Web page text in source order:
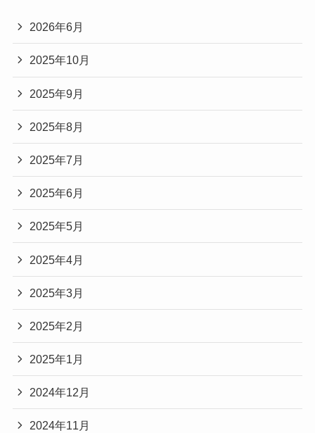
2026年6月
2025年10月
2025年9月
2025年8月
2025年7月
2025年6月
2025年5月
2025年4月
2025年3月
2025年2月
2025年1月
2024年12月
2024年11月